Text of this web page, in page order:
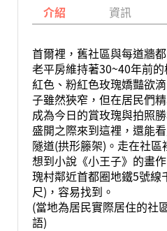
介紹 資訊
首爾裡，舊社區與每道牆
老平房維持著30~40年前
紅色、粉紅色玫瑰嬌豔欲
子雖然狹窄，但在居民們
成為今日的賞玫瑰與拍照
盛開之際來到這裡，還能
隧道(拱形籐架)。走在社
想到小說《小王子》的畫
瑰村鄰近首都圈地鐵5號線
尺)，容易找到。
(當地為居民實際居住的社
語)